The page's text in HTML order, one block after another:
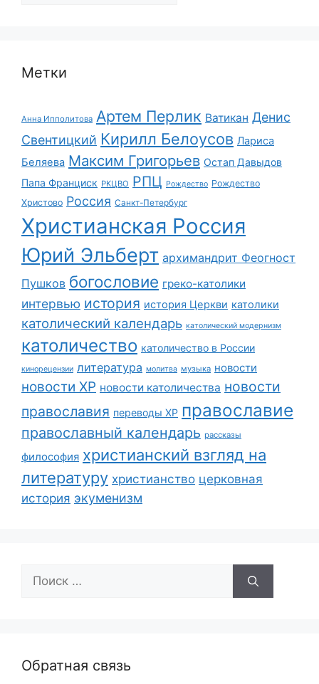
Метки
Анна Ипполитова Артем Перлик Ватикан Денис
Свентицкий Кирилл Белоусов Лариса
Беляева Максим Григорьев Остап Давыдов
Папа Франциск РКЦВО РПЦ Рождество Рождество
Христово Россия Санкт-Петербург
Христианская Россия
Юрий Эльберт архимандрит Феогност
Пушков богословие греко-католики
интервью история история Церкви католики
католический календарь католический модернизм
католичество католичество в России
кинорецензии литература молитва музыка новости
новости ХР новости католичества новости
православия переводы ХР православие
православный календарь рассказы
философия христианский взгляд на
литературу христианство церковная
история экуменизм
Поиск:
Обратная связь